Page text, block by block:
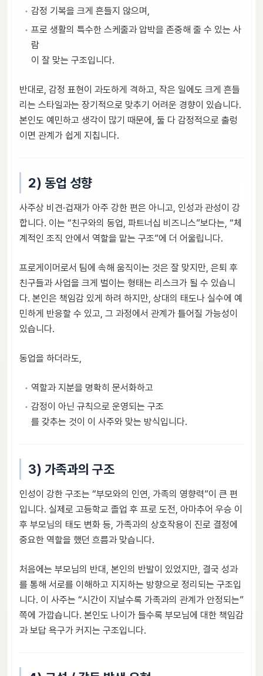
감정 기복을 크게 흔들지 않으며,
프로 생활의 특수한 스케줄과 압박을 존중해 줄 수 있는 사
람
이 잘 맞는 구조입니다.
반대로, 감정 표현이 과도하게 격하고, 작은 일에도 크게 흔들
리는 스타일과는 장기적으로 맞추기 어려운 경향이 있습니다.
본인도 예민하고 생각이 많기 때문에, 둘 다 감정적으로 출렁
이면 관계가 쉽게 지칩니다.
2) 동업 성향
사주상 비견·겁재가 아주 강한 편은 아니고, 인성과 관성이 강
합니다. 이는 “친구와의 동업, 파트너십 비즈니스”보다는, “체
계적인 조직 안에서 역할을 맡는 구조”에 더 어울립니다.
프로게이머로서 팀에 속해 움직이는 것은 잘 맞지만, 은퇴 후
친구들과 사업을 크게 벌이는 형태는 리스크가 될 수 있습니
다. 본인은 책임감 있게 하려 하지만, 상대의 태도나 실수에 예
민하게 반응할 수 있고, 그 과정에서 관계가 틀어질 가능성이
있습니다.
동업을 하더라도,
역할과 지분을 명확히 문서화하고
감정이 아닌 규칙으로 운영되는 구조
를 갖추는 것이 이 사주와 맞는 방식입니다.
3) 가족과의 구조
인성이 강한 구조는 “부모와의 인연, 가족의 영향력”이 큰 편
입니다. 실제로 고등학교 졸업 후 프로 도전, 아마추어 우승 이
후 부모님의 태도 변화 등, 가족과의 상호작용이 진로 결정에
중요한 역할을 했던 흐름과 맞습니다.
처음에는 부모님의 반대, 본인의 반발이 있었지만, 결국 성과
를 통해 서로를 이해하고 지지하는 방향으로 정리되는 구조입
니다. 이 사주는 “시간이 지날수록 가족과의 관계가 안정되는”
쪽에 가깝습니다. 본인도 나이가 들수록 부모님에 대한 책임감
과 보답 욕구가 커지는 구조입니다.